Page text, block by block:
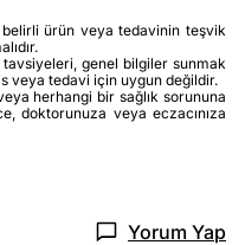
ürün veya tedavinin teşvik
genel bilgiler sunmak
veya tedavi için uygun değildir.
herhangi bir sağlık sorununa
doktorunuza veya eczacınıza
Yorum Yap